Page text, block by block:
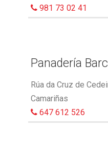
981 73 02 41
Panadería
Rúa da Cruz de
Camariñas
647 612 526